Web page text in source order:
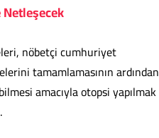
nöbetçi cumhuriyet
tamamlamasının ardından
amacıyla otopsi yapılmak